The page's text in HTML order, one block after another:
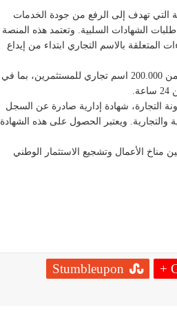
التي تهدف إلى الرفع من جودة الخدمات
الشهادات السلبية. وتعتمد هذه المنصة
المتعلقة بالاسم التجاري ابتداء من إيداع
فمنذ إطلاقها سنة 2021 استطاعت المنصة معالجة وتسليم أكثر من 200.000 اسم تجاري للمستثمرين، بما في
التجارة، شهادة إدارية صادرة عن السجل
والتجارية. ويعتبر الحصول على هذه الشهادة
الأعمال وتشجيع الاستثمار الوطني
Stumbleupon